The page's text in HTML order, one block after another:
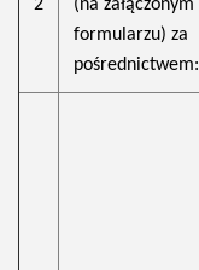
2
(na załączonym
formularzu) za
pośrednictwem: